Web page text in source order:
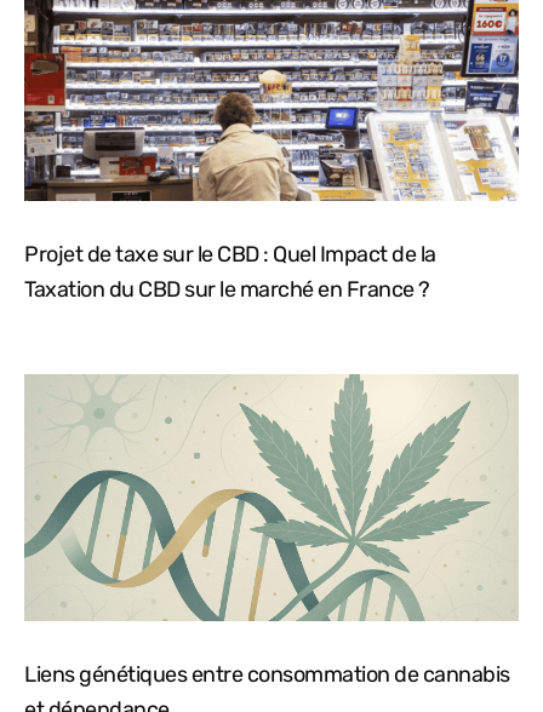
Projet de taxe sur le CBD : Quel Impact de la
Taxation du CBD sur le marché en France ?
Liens génétiques entre consommation de cannabis